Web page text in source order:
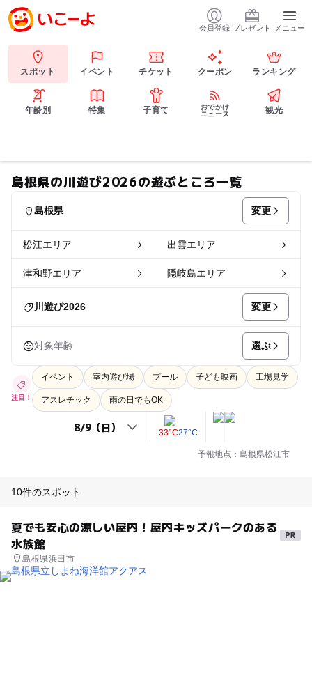
会員登録 プレゼント メニュー
スポット イベント チケット クーポン ランキング
年齢別 特集 子育て
おでかけ
ニュース
観光
島根県の川遊び2026の遊ぶところ一覧
島根県 変更
松江エリア 出雲エリア
津和野エリア 隠岐島エリア
川遊び2026 変更
対象年齢 選ぶ
注目！
イベント 室内遊び場 プール 子ども映画 工場見学
アスレチック 雨の日でもOK
33°C27°C
予報地点：島根県松江市
10件のスポット
夏でも安心の涼しい屋内！屋内キッズパークのある
水族館
島根県浜田市